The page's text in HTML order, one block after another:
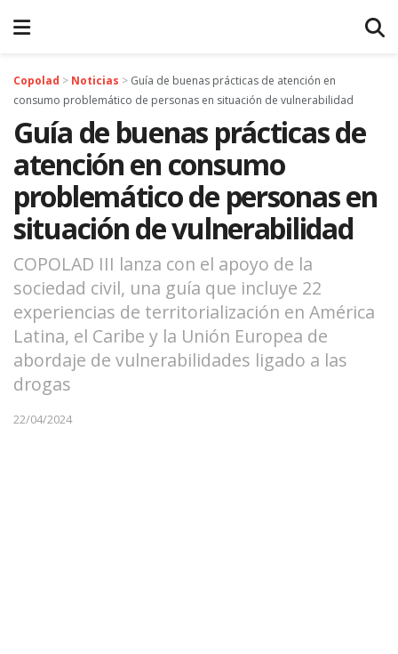
Copolad > Noticias > Guía de buenas prácticas de atención en
consumo problemático de personas en situación de vulnerabilidad
Guía de buenas prácticas de
atención en consumo
problemático de personas en
situación de vulnerabilidad
COPOLAD III lanza con el apoyo de la
sociedad civil, una guía que incluye 22
experiencias de territorialización en América
Latina, el Caribe y la Unión Europea de
abordaje de vulnerabilidades ligado a las
drogas
22/04/2024